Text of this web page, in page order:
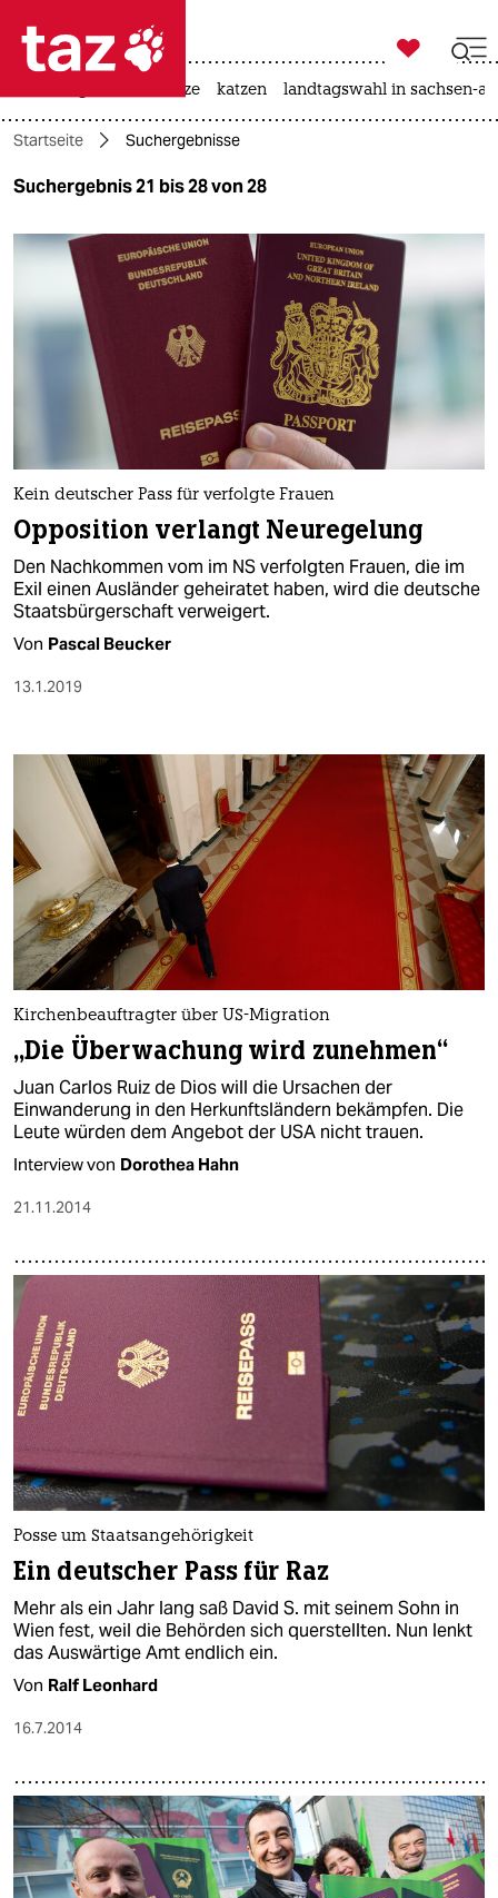
 taz zahl ich
taz zahl ich
themen
politik
öko
gesellschaft
berlin
nord
wahrheit
verlag
verlag
shop
fragen & hilfe
unterstützen
abo
genossenschaft

taz zahl ich
hitze katzen landtagswahl in sachsen-
Startseite Suchergebnisse
Suchergebnis 21 bis 28 von 28
Kein deutscher Pass für verfolgte Frauen
Opposition verlangt Neuregelung
Den Nachkommen vom im NS verfolgten Frauen, die im
Exil einen Ausländer geheiratet haben, wird die deutsche
Staatsbürgerschaft verweigert.
Von Pascal Beucker
13.1.2019
Kirchenbeauftragter über US-Migration
„Die Überwachung wird zunehmen“
Juan Carlos Ruiz de Dios will die Ursachen der
Einwanderung in den Herkunftsländern bekämpfen. Die
Leute würden dem Angebot der USA nicht trauen.
Interview von Dorothea Hahn
21.11.2014
Posse um Staatsangehörigkeit
Ein deutscher Pass für Raz
Mehr als ein Jahr lang saß David S. mit seinem Sohn in
Wien fest, weil die Behörden sich querstellten. Nun lenkt
das Auswärtige Amt endlich ein.
Von Ralf Leonhard
16.7.2014